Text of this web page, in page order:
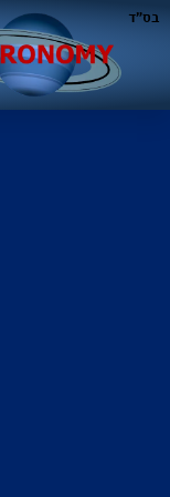
בס"ד